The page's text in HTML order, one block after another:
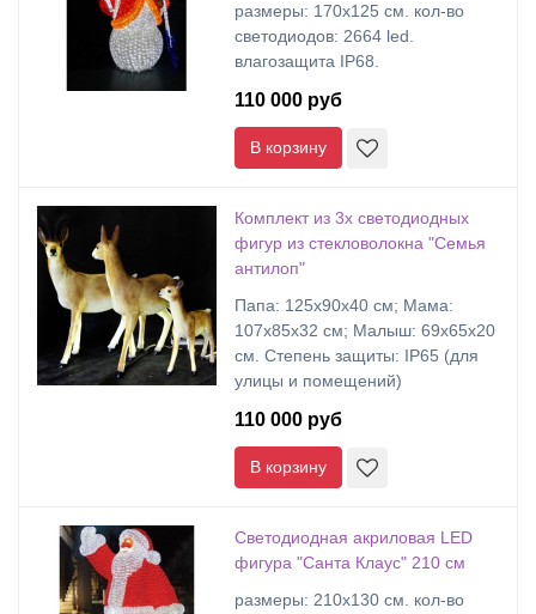
размеры: 170х125 cм. кол-во
светодиодов: 2664 led.
влагозащита IP68.
110 000 руб
В корзину
Комплект из 3х светодиодных
фигур из стекловолокна "Семья
антилоп"
Папа: 125х90х40 см; Мама:
107х85х32 см; Малыш: 69х65х20
см. Степень защиты: IP65 (для
улицы и помещений)
110 000 руб
В корзину
Светодиодная акриловая LED
фигура "Санта Клаус" 210 см
размеры: 210х130 cм. кол-во